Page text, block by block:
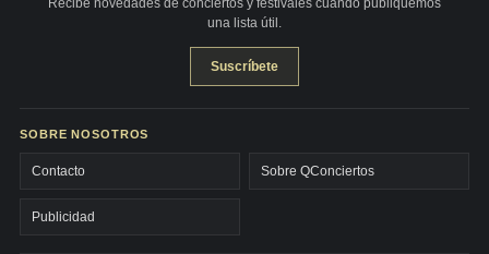
Recibe novedades de conciertos y festivales cuando publiquemos
una lista útil.
Suscríbete
SOBRE NOSOTROS
Contacto Sobre QConciertos
Publicidad